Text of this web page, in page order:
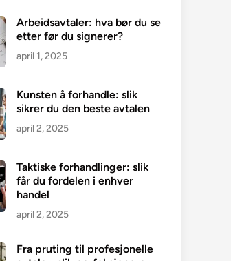
Arbeidsavtaler: hva bør du se
etter før du signerer?
april 1, 2025
Kunsten å forhandle: slik
sikrer du den beste avtalen
april 2, 2025
Taktiske forhandlinger: slik
får du fordelen i enhver
handel
april 2, 2025
Fra pruting til profesjonelle